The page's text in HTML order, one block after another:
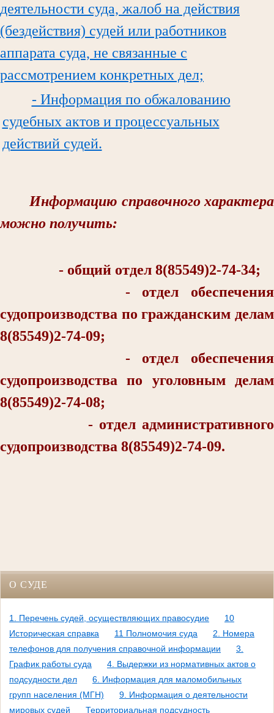
деятельности суда, жалоб на действия
(бездействия) судей или работников
аппарата суда, не связанные с
рассмотрением конкретных дел;
- Информация по обжалованию
судебных актов и процессуальных
действий судей.
Информацию справочного характера
можно получить:
- общий отдел 8(85549)2-74-34;
- отдел обеспечения
судопроизводства по гражданским делам
8(85549)2-74-09;
- отдел обеспечения
судопроизводства по уголовным делам
8(85549)2-74-08;
- отдел административного
судопроизводства 8(85549)2-74-09.
О СУДЕ
1. Перечень судей, осуществляющих правосудие
10
Историческая справка
11 Полномочия суда
2. Номера
телефонов для получения справочной информации
3.
График работы суда
4. Выдержки из нормативных актов о
подсудности дел
6. Информация для маломобильных
групп населения (МГН)
9. Информация о деятельности
мировых судей
Территориальная подсудность